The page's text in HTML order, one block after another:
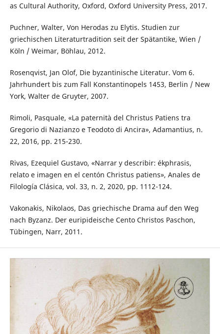
as Cultural Authority, Oxford, Oxford University Press, 2017.
Puchner, Walter, Von Herodas zu Elytis. Studien zur
griechischen Literaturtradition seit der Spätantike, Wien /
Köln / Weimar, Böhlau, 2012.
Rosenqvist, Jan Olof, Die byzantinische Literatur. Vom 6.
Jahrhundert bis zum Fall Konstantinopels 1453, Berlin / New
York, Walter de Gruyter, 2007.
Rimoli, Pasquale, «La paternità del Christus Patiens tra
Gregorio di Nazianzo e Teodoto di Ancira», Adamantius, n.
22, 2016, pp. 215-230.
Rivas, Ezequiel Gustavo, «Narrar y describir: ékphrasis,
relato e imagen en el centón Christus patiens», Anales de
Filología Clásica, vol. 33, n. 2, 2020, pp. 1112-124.
Vakonakis, Nikolaos, Das griechische Drama auf den Weg
nach Byzanz. Der euripideische Cento Christos Paschon,
Tübingen, Narr, 2011.